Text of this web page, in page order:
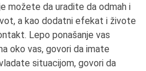
možete da uradite da odmah i
a kao dodatni efekat i živote
Lepo ponašanje vas
oko vas, govori da imate
situacijom, govori da